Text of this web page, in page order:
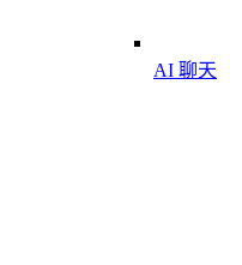
AI 聊天